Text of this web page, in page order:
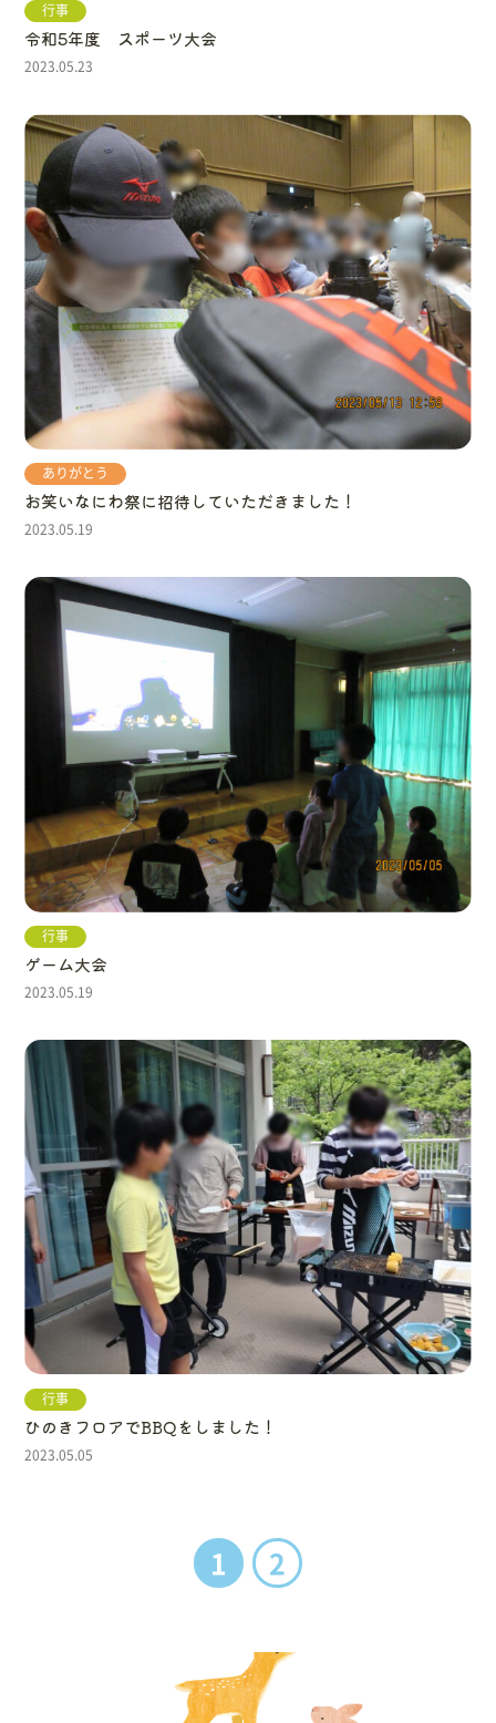
行事
令和5年度 スポーツ大会
2023.05.23
ありがとう
お笑いなにわ祭に招待していただきました！
2023.05.19
行事
ゲーム大会
2023.05.19
行事
ひのきフロアでBBQをしました！
2023.05.05
1 2